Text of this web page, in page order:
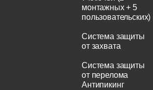
монтажных + 5
пользовательских)
Система защиты
от захвата
Система защиты
от перелома
Антипикинг